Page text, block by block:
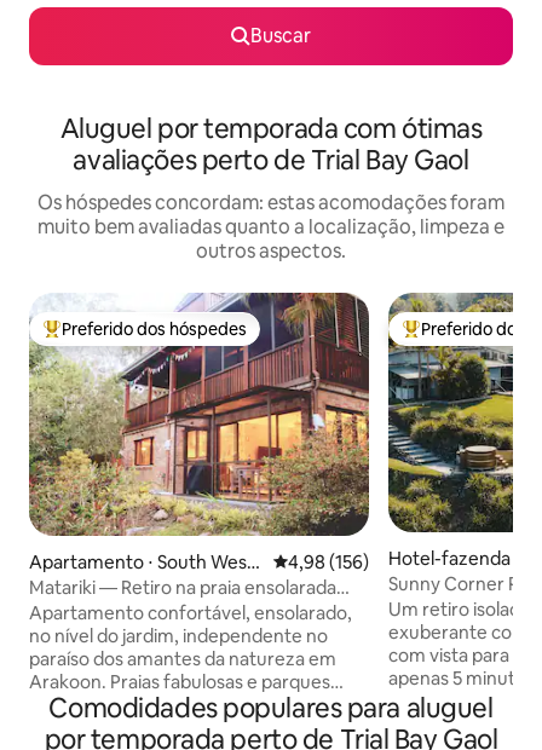
Buscar
Aluguel por temporada com ótimas
avaliações perto de Trial Bay Gaol
Os hóspedes concordam: estas acomodações foram
muito bem avaliadas quanto a localização, limpeza e
outros aspectos.
Entre os melhores preferidos dos hóspedes
Preferido dos hóspedes
Apartamento ⋅ South West
Rocks
4,98 de uma avaliação média de
4,98 (156)
Matariki — Retiro na praia ensolarada
perto do Parque Nacional
Apartamento confortável, ensolarado,
no nível do jardim, independente no
paraíso dos amantes da natureza em
Arakoon. Praias fabulosas e parques
nacionais. Estacionamento fora da rua à
porta. Ventiladores de teto e piso
Entre os
Preferido dos
Hotel-fazenda ⋅
Sunny Corner
Um retiro isolado
exuberante
com vista para o
apenas 5 minutos
Mergulhe em sua
hidromassagem
Comodidades populares para aluguel
por temporada perto de Trial Bay Gaol